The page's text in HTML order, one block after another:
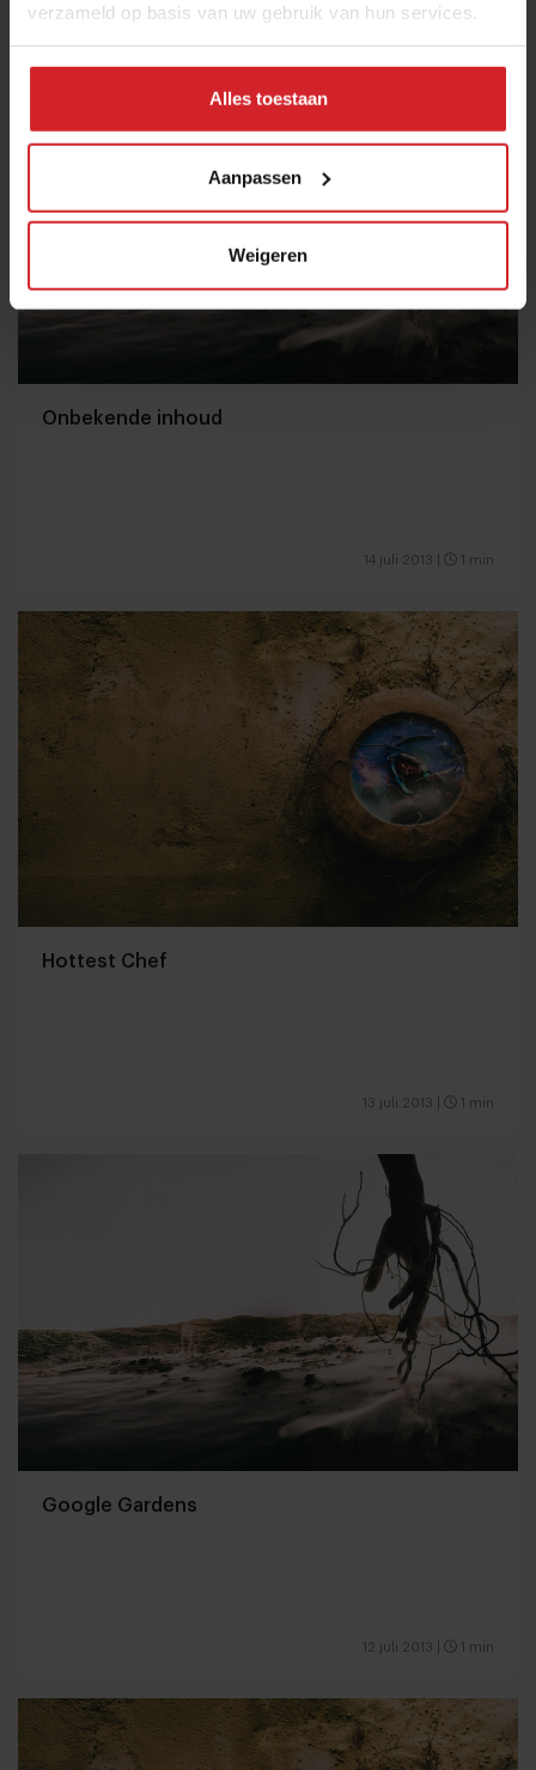
verzameld op basis van uw gebruik van hun services.
Alles toestaan
Aanpassen
Weigeren
15 juli 2013| 1 min
Onbekende inhoud
14 juli 2013 1 min
Hottest Chef
13 juli 2013 1 min
Google Gardens
12 juli 2013 1 min